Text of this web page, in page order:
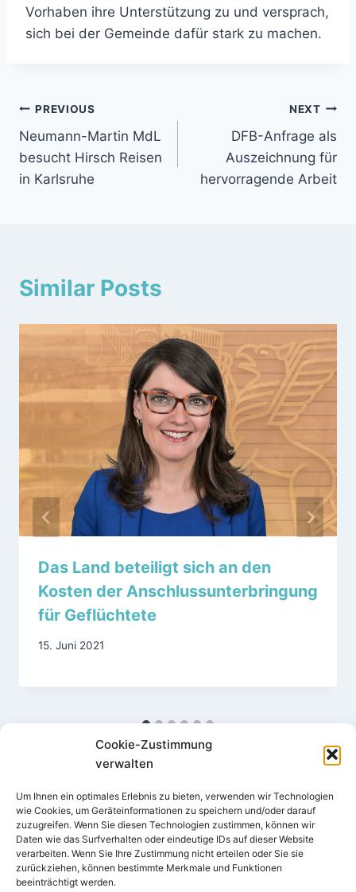
Cookie-Zustimmung
verwalten
Um Ihnen ein optimales Erlebnis zu bieten, verwenden wir Technologien
wie Cookies, um Geräteinformationen zu speichern und/oder darauf
zuzugreifen. Wenn Sie diesen Technologien zustimmen, können wir
Daten wie das Surfverhalten oder eindeutige IDs auf dieser Website
verarbeiten. Wenn Sie Ihre Zustimmung nicht erteilen oder Sie sie
zurückziehen, können bestimmte Merkmale und Funktionen
beeinträchtigt werden.
Vorhaben ihre Unterstützung zu und versprach,
sich bei der Gemeinde dafür stark zu machen.
Beitragsnavigation
PREVIOUS
Neumann-Martin MdL
besucht Hirsch Reisen
in Karlsruhe
NEXT
DFB-Anfrage als
Auszeichnung für
hervorragende Arbeit
Similar Posts
Das Land beteiligt sich an den
Kosten der Anschlussunterbringung
für Geflüchtete
15. Juni 2021
Impressum
Datenschutz